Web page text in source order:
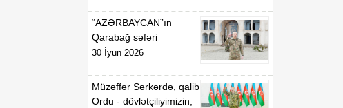
“AZƏRBAYCAN”ın
Qarabağ səfəri
30 İyun 2026
Müzəffər Sərkərdə, qalib
Ordu - dövlətçiliyimizin,